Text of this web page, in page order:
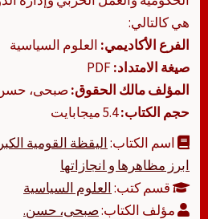
هي كالتالي:
الفرع الأكاديمي: العلوم السياسية
صيغة الامتداد:
المؤلف مالك الحقوق:صبحى،
حجم الكتاب:5.4 ميجابايت
اسم الكتاب:
ابرز مظاهرها و انجازاتها
قسم كتب:العلوم السياسية
مؤلف الكتاب:صبحى، حسن.